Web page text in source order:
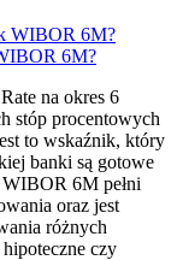
6M?
na okres 6
stóp procentowych
to wskaźnik, który
banki są gotowe
WIBOR 6M pełni
oraz jest
różnych
czy